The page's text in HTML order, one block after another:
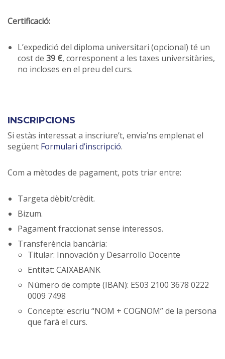
Certificació:
L’expedició del diploma universitari (opcional) té un
cost de 39 €, corresponent a les taxes universitàries,
no incloses en el preu del curs.
INSCRIPCIONS
Si estàs interessat a inscriure’t, envia’ns emplenat el
següent Formulari d’inscripció.
Com a mètodes de pagament, pots triar entre:
Targeta dèbit/crèdit.
Bizum.
Pagament fraccionat sense interessos.
Transferència bancària:
Titular: Innovación y Desarrollo Docente
Entitat: CAIXABANK
Número de compte (IBAN): ES03 2100 3678 0222
0009 7498
Concepte: escriu “NOM + COGNOM” de la persona
que farà el curs.